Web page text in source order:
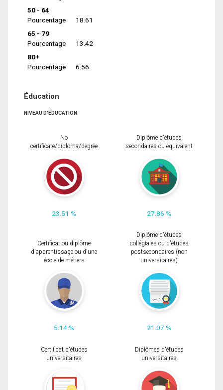
50 - 64
Pourcentage
18.61
65 - 79
Pourcentage
13.42
80+
Pourcentage
6.56
Éducation
NIVEAU D'ÉDUCATION
No
certificate/diploma/degree
23.51 %
Diplôme d'études
secondaires ou équivalent
27.86 %
Certificat ou diplôme
d'apprentissage ou d'une
école de métiers
5.14 %
Diplôme d'études
collégiales ou d'études
postsecondaires (non
universitaires)
21.07 %
Certificat d'études
universitaires
Diplômes d'études
universitaires